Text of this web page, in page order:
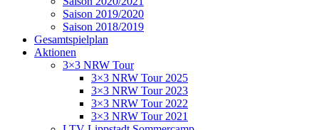
Saison 2019/2020
Saison 2018/2019
Gesamtspielplan
Aktionen
3×3 NRW Tour
3×3 NRW Tour 2025
3×3 NRW Tour 2023
3×3 NRW Tour 2022
3×3 NRW Tour 2021